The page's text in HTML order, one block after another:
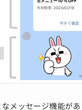
メッセージ機能が